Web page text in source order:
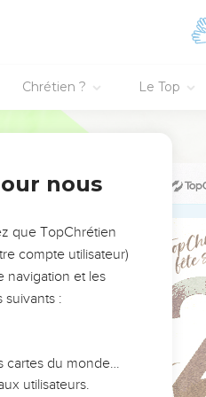
Chrétien ? Le Top
qu'il en soit du juste comme
suis poussière et cendre.
la ville ? Et il dit : Je ne la
? Et il dit : Je ne le ferai pas, à
Et il dit : Je ne la détruirai pas,
nous
que TopChrétien
compte utilisateur)
navigation et les
suivants :
cartes du monde…
utilisateurs.